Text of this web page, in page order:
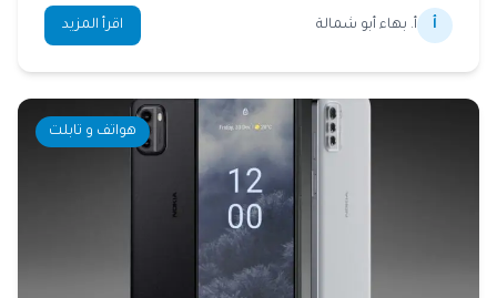
أ أ. بهاء أبو شمالة اقرأ المزيد
هواتف و تابلت